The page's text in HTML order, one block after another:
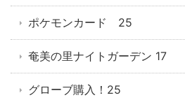
ポケモンカード 25
奄美の里ナイトガーデン 17
グローブ購入！25